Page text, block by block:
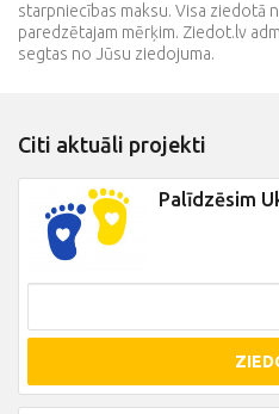
starpniecības maksu. Visa ziedotā
paredzētajam mērķim. Ziedot.lv
segtas no Jūsu ziedojuma.
Citi aktuāli projekti
Palīdzēsim